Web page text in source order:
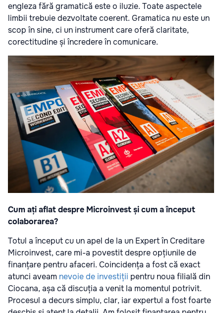
engleza fără gramatică este o iluzie. Toate aspectele
limbii trebuie dezvoltate coerent. Gramatica nu este un
scop în sine, ci un instrument care oferă claritate,
corectitudine și încredere în comunicare.
Cum ați aflat despre Microinvest și cum a început
colaborarea?
Totul a început cu un apel de la un Expert în Creditare
Microinvest, care mi-a povestit despre opțiunile de
finanțare pentru afaceri. Coincidența a fost că exact
atunci aveam nevoie de investiții pentru noua filială din
Ciocana, așa că discuția a venit la momentul potrivit.
Procesul a decurs simplu, clar, iar expertul a fost foarte